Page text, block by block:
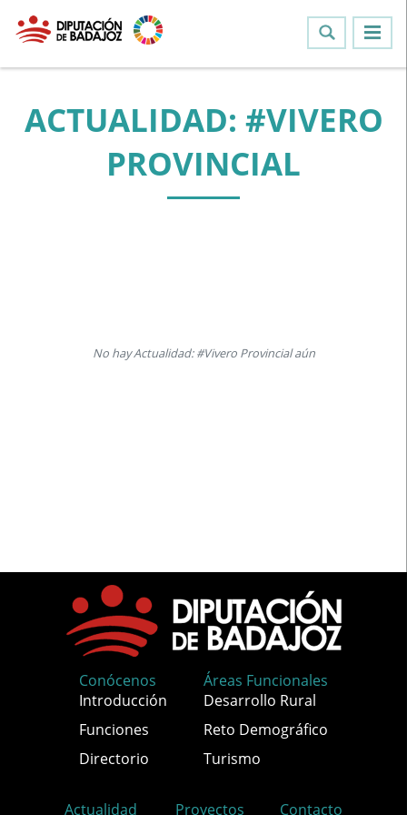
ACTUALIDAD: #VIVERO
PROVINCIAL
No hay Actualidad: #Vivero Provincial aún
Conócenos
Introducción
Funciones
Directorio
Áreas Funcionales
Desarrollo Rural
Reto Demográfico
Turismo
Actualidad Proyectos Contacto